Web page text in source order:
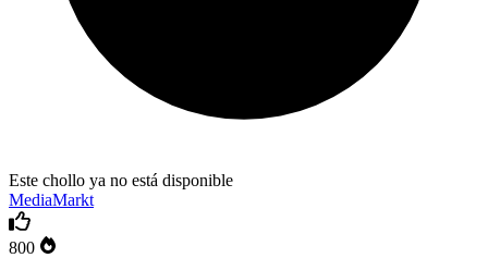
Este chollo ya no está disponible
MediaMarkt
800